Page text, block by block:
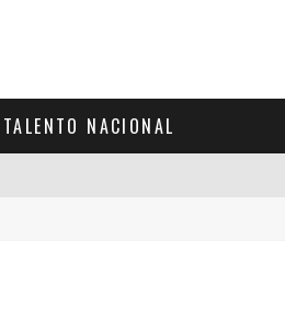
TALENTO NACIONAL